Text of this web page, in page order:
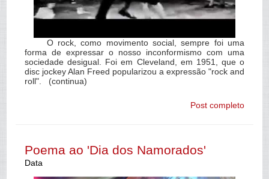
O rock, como movimento social, sempre foi uma
forma de expressar o nosso inconformismo com uma
sociedade desigual. Foi em Cleveland, em 1951, que o
disc jockey Alan Freed popularizou a expressão "rock and
roll". (continua)
Post completo
Poema ao 'Dia dos Namorados'
Data